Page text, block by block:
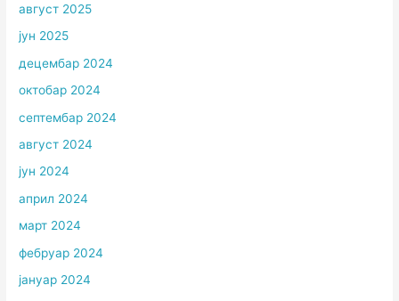
август 2025
јун 2025
децембар 2024
октобар 2024
септембар 2024
август 2024
јун 2024
април 2024
март 2024
фебруар 2024
јануар 2024